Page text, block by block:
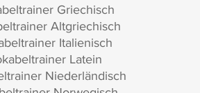
Griechisch
Altgriechisch
Italienisch
Latein
Niederländisch